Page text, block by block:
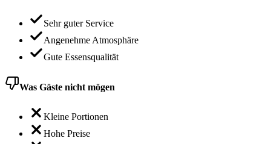
Sehr guter Service
Angenehme Atmosphäre
Gute Essensqualität
Was Gäste nicht mögen
Kleine Portionen
Hohe Preise